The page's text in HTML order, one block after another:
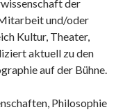
der
und/oder
Kultur, Theater,
aktuell zu den
auf der Bühne.
Philosophie